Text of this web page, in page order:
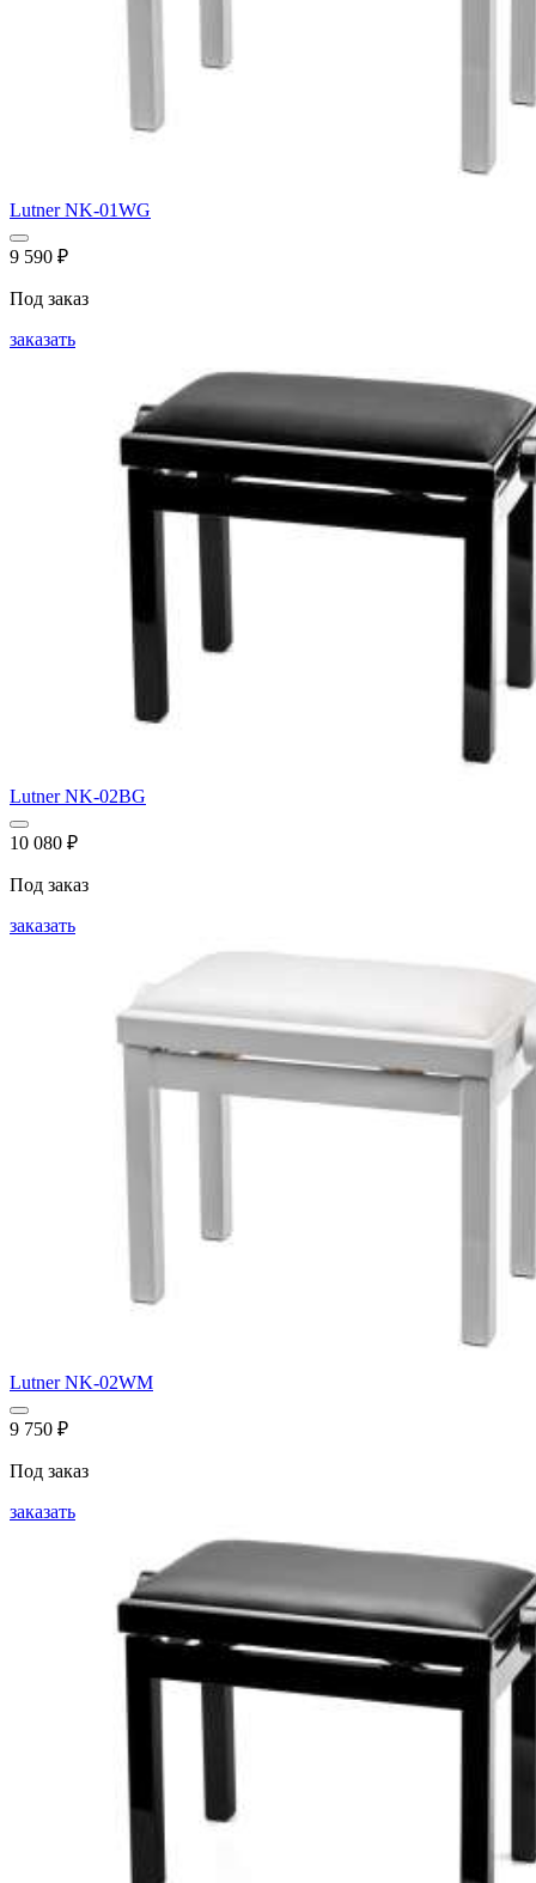
Lutner NK-01WG
9 590 ₽
Под заказ
заказать
Lutner NK-02BG
10 080 ₽
Под заказ
заказать
Lutner NK-02WM
9 750 ₽
Под заказ
заказать